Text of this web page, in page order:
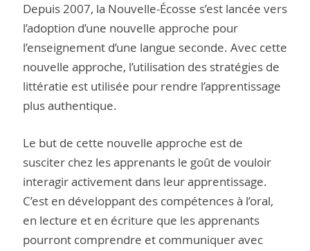
Depuis 2007, la Nouvelle-Écosse s’est lancée vers
l’adoption d’une nouvelle approche pour
l’enseignement d’une langue seconde. Avec cette
nouvelle approche, l’utilisation des stratégies de
littératie est utilisée pour rendre l’apprentissage
plus authentique.
Le but de cette nouvelle approche est de
susciter chez les apprenants le goût de vouloir
interagir activement dans leur apprentissage.
C’est en développant des compétences à l’oral,
en lecture et en écriture que les apprenants
pourront comprendre et communiquer avec